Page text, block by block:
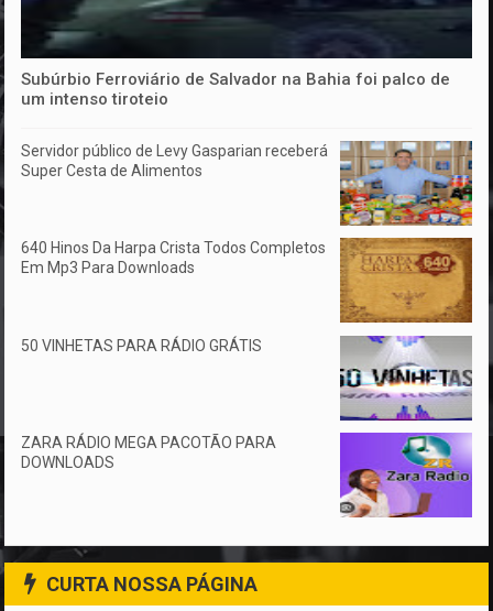
Subúrbio Ferroviário de Salvador na Bahia foi palco de
um intenso tiroteio
Servidor público de Levy Gasparian receberá
Super Cesta de Alimentos
640 Hinos Da Harpa Crista Todos Completos
Em Mp3 Para Downloads
50 VINHETAS PARA RÁDIO GRÁTIS
ZARA RÁDIO MEGA PACOTÃO PARA
DOWNLOADS
CURTA NOSSA PÁGINA